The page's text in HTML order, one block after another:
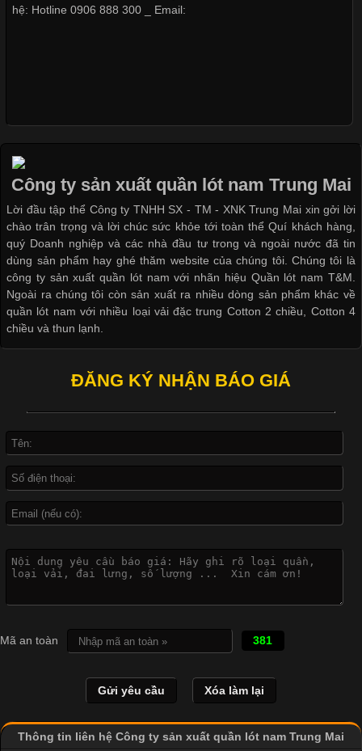
Các Form Áo Thun Phổ Biến Hiện Nay Và Xu Hướng Trong
Ngành May Mặc Áo thun là một trong những trang phục quen
thuộc và được sử dụng phổ biến nhất hiện nay. Không chỉ đa
dạng về màu sắc hay chất liệu, áo thun còn có nhiều form dáng
khác nhau để phù hợp với từng phong cách thời trang và nhu
cầu
Khám Phá Áo Phông Trang Phục Phổ Biến Nhất Hiện Nay
Áo phông là một trong những trang phục phổ biến nhất trong
Không chỉ xuất hiện trong thời trang thường ngày, áo phông còn
được ứng dụng rộng rãi trong ngành sản xuất may mặc, đặc
biệt là các sản phẩm từ vải thun. Hiện nay,
Đại
Cập nhật 2026-04-21 15:41:03
In Chuyển Nhiệt Là Gì? Công Nghệ In Hiện Đại Trong Ngành
May Mặc Trong ngành in ấn và thời trang, in chuyển nhiệt đang
hình ảnh sắc nét và bền màu. Đặc biệt, kỹ thuật này được ứng
dụng rộng rãi trong sản xuất áo thun, đồ thể thao
hệ: Hotline 0906 888 300 _ Email:
Công ty sản xuất quần lót nam Trung Mai
Lời đầu tập thể Công ty TNHH SX - TM - XNK Trung Mai xin gởi lời
chào trân trọng và lời chúc sức khỏe tới toàn thể Quí khách hàng,
quý Doanh nghiệp và các nhà đầu tư trong và ngoài nước đã tin
dùng sản phẩm hay ghé thăm website của chúng tôi. Chúng tôi là
công ty sản xuất quần lót nam với nhãn hiệu Quần lót nam T&M.
Ngoài ra chúng tôi còn sản xuất ra nhiều dòng sản phẩm khác về
quần lót nam với nhiều loại vải đặc trung Cotton 2 chiều, Cotton 4
chiều và thun lạnh.
ĐĂNG KÝ NHẬN BÁO GIÁ
Mã an toàn 381
Thông tin liên hệ Công ty sản xuất quần lót nam Trung Mai